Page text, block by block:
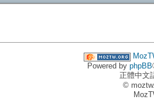
Powered by phpBB
正體中文
©